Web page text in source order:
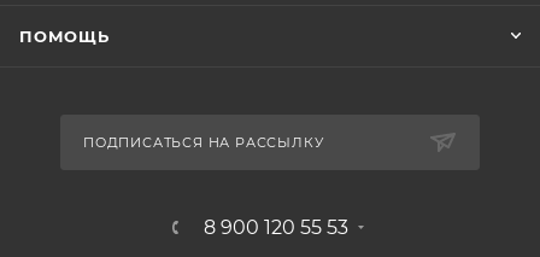
ПОМОЩЬ
ПОДПИСАТЬСЯ НА РАССЫЛКУ
8 900 120 55 53